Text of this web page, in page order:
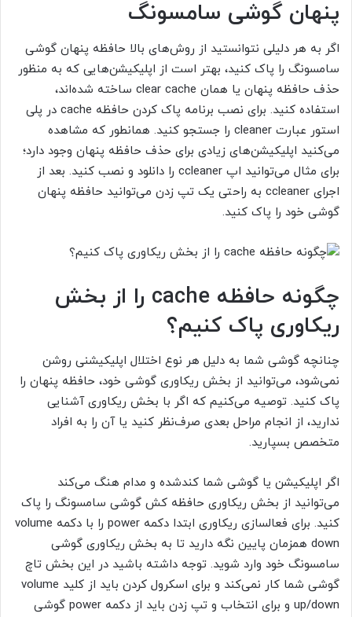
پنهان گوشی سامسونگ
اگر به هر دلیلی نتوانستید از روش‌های بالا حافظه پنهان گوشی
سامسونگ را پاک کنید، بهتر است از اپلیکیشن‌هایی که به منظور
حذف حافظه پنهان یا همان clear cache
ساخته شده‌اند،
استفاده کنید. برای نصب برنامه پاک کردن حافظه cache در پلی
استور عبارت cleaner را جستجو کنید. همانطور که مشاهده
می‌کنید اپلیکیشن‌های زیادی برای حذف حافظه پنهان وجود دارد؛
برای مثال می‌توانید اپ ccleaner را دانلود و نصب کنید. بعد از
اجرای ccleaner به راحتی یک تپ زدن می‌توانید حافظه پنهان
گوشی خود را پاک کنید.
چگونه حافظه cache را از بخش
ریکاوری پاک کنیم؟
چنانچه گوشی شما به دلیل هر نوع اختلال اپلیکیشنی روشن
نمی‌شود، می‌توانید از بخش ریکاوری گوشی خود، حافظه پنهان را
پاک کنید. توصیه می‌کنیم که اگر با بخش ریکاوری آشنایی
ندارید، از انجام مراحل بعدی صرف‌نظر کنید یا آن را به افراد
متخصص بسپارید.
اگر اپلیکیشن یا گوشی شما کندشده و مدام هنگ می‌کند
می‌توانید از بخش ریکاوری حافظه کش گوشی سامسونگ را پاک
کنید. برای فعالسازی ریکاوری ابتدا دکمه power
را با دکمه volume
down همزمان پایین نگه دارید تا به بخش ریکاوری گوشی
سامسونگ خود وارد شوید. توجه داشته باشید در این بخش تاچ
گوشی شما کار نمی‌کند و برای اسکرول کردن باید از کلید volume
up/down و برای انتخاب و تپ زدن باید از دکمه power گوشی